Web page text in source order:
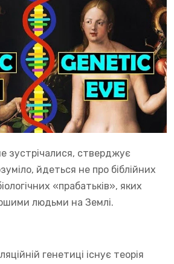
зустрічалися, стверджує
йдеться не про біблійних
«прабатьків», яких
людьми на Землі.
генетиці існує теорія